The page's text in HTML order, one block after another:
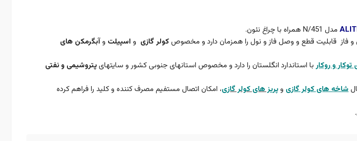
مدل N/451 همراه با چراغ
نئون.
کولر گازی و اسپیلت وآبگرمکن های
و روکاربا استاندارد انگلستان را دارد و مخصوص استانهای جنوبی کشور و سایتهایپتروشیمی و نفتی
شاخه های کولر گازی وپریز های کولر گازی، امکان اتصال مستفیم مصرف کننده و کلید را فراهم کرده